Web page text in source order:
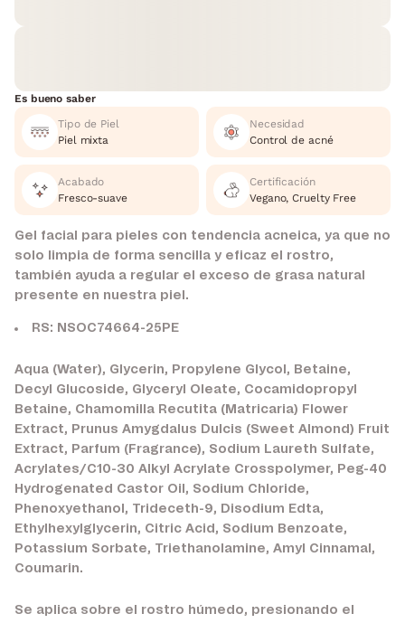
Es bueno saber
Tipo de Piel
Piel mixta
Necesidad
Control de acné
Acabado
Fresco-suave
Certificación
Vegano, Cruelty Free
Gel facial para pieles con tendencia acneica, ya que no
solo limpia de forma sencilla y eficaz el rostro,
también ayuda a regular el exceso de grasa natural
presente en nuestra piel.
RS: NSOC74664-25PE
Aqua (Water), Glycerin, Propylene Glycol, Betaine,
Decyl Glucoside, Glyceryl Oleate, Cocamidopropyl
Betaine, Chamomilla Recutita (Matricaria) Flower
Extract, Prunus Amygdalus Dulcis (Sweet Almond) Fruit
Extract, Parfum (Fragrance), Sodium Laureth Sulfate,
Acrylates/C10-30 Alkyl Acrylate Crosspolymer, Peg-40
Hydrogenated Castor Oil, Sodium Chloride,
Phenoxyethanol, Trideceth-9, Disodium Edta,
Ethylhexylglycerin, Citric Acid, Sodium Benzoate,
Potassium Sorbate, Triethanolamine, Amyl Cinnamal,
Coumarin.
Se aplica sobre el rostro húmedo, presionando el